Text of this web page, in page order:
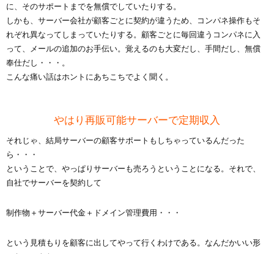
に、そのサポートまでを無償でしていたりする。
しかも、サーバー会社が顧客ごとに契約が違うため、コンパネ操作もそ
れぞれ異なってしまっていたりする。顧客ごとに毎回違うコンパネに入
って、メールの追加のお手伝い。覚えるのも大変だし、手間だし、無償
奉仕だし・・・。
こんな痛い話はホントにあちこちでよく聞く。
やはり再販可能サーバーで定期収入
それじゃ、結局サーバーの顧客サポートもしちゃっているんだった
ら・・・
ということで、やっぱりサーバーも売ろうということになる。それで、
自社でサーバーを契約して
制作物＋サーバー代金＋ドメイン管理費用・・・
という見積もりを顧客に出してやって行くわけである。なんだかいい形